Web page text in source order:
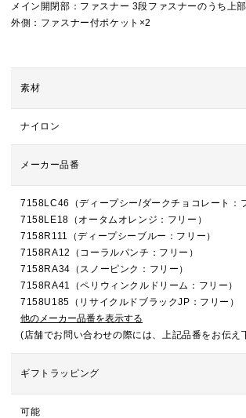
メイン開閉部：ファスナー 3段ファスナーのうち上
外側：ファスナー付ポケット×2
素材
ナイロン
メーカー品番
7158LC46（ディープシー/ダークチョコレート：
7158LE18（オータムオレンジ：フリー）
7158R111（ディープシーブルー：フリー）
7158RA12（コーラルパンチ：フリー）
7158RA34（スノーピンク：フリー）
7158RA41（ペリウィンクルドリーム：フリー）
7158U185（リサイクルドブラックJP：フリー）
他のメーカー品番を表示する
(店舗でお問い合わせの際には、上記品番をお伝え
ギフトラッピング
可能